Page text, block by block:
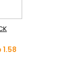
1.58